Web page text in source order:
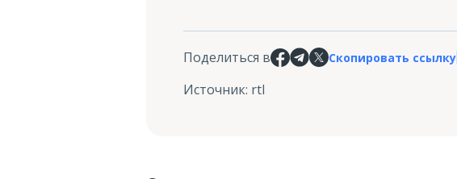
Поделиться в Скопировать ссылку
Источник: rtl